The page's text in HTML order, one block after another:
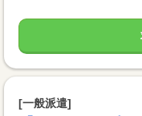
[一般派遣]